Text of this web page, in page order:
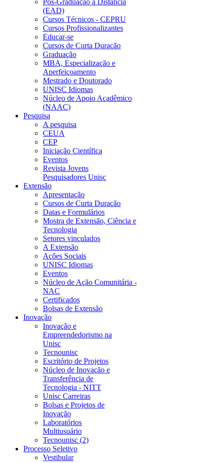
Pós-Graduação a Distância
(EAD)
Cursos Técnicos - CEPRU
Cursos Profissionalizantes
Educar-se
Cursos de Curta Duração
Graduação
MBA, Especialização e
Aperfeiçoamento
Mestrado e Doutorado
UNISC Idiomas
Núcleo de Apoio Acadêmico
(NAAC)
Pesquisa
A pesquisa
CEUA
CEP
Iniciação Científica
Eventos
Revista Jovens
Pesquisadores Unisc
Extensão
Apresentação
Cursos de Curta Duração
Datas e Formulários
Mostra de Extensão, Ciência e
Tecnologia
Setores vinculados
A Extensão
Ações Sociais
UNISC Idiomas
Eventos
Núcleo de Ação Comunitária -
NAC
Certificados
Bolsas de Extensão
Inovação
Inovação e
Empreendedorismo na
Unisc
Tecnounisc
Escritório de Projetos
Núcleo de Inovação e
Transferência de
Tecnologia - NITT
Unisc Carreiras
Bolsas e Projetos de
Inovação
Laboratórios
Multiusuário
Tecnounisc (2)
Processo Seletivo
Vestibular